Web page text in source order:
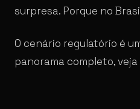
surpresa. Porque no
O cenário regulatório é
panorama completo, veja